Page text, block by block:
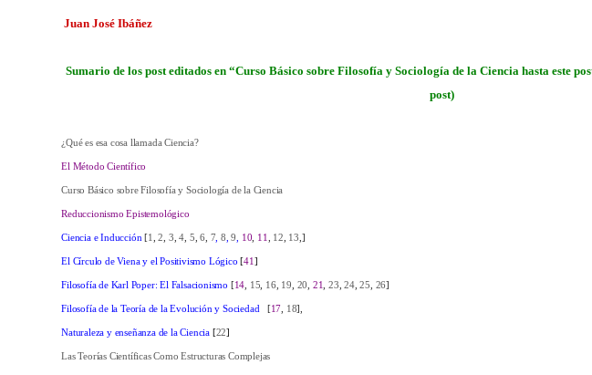
Juan José Ibáñez
Sumario de los post editados en “Curso Básico sobre Filosofía y Sociología de la Ciencia hasta este
post)
¿Qué es esa cosa llamada Ciencia?
El Método Científico
Curso Básico sobre Filosofía y Sociología de la Ciencia
Reduccionismo Epistemológico
Ciencia e Inducción[ 1,2, 3,4, 5,6, 7, 8,9, 10, 11, 12, 13,]
El Círculo de Viena y el Positivismo Lógico [41
Filosofía de Karl Poper: El Falsacionismo 14, 15, 16, 19, 20, 21, 23,24,25, 26
Filosofía de la Teoría de la Evolución y Sociedad 17, 18 ],
Naturaleza y enseñanza de la Ciencia 22
Las Teorías Científicas Como Estructuras Complejas